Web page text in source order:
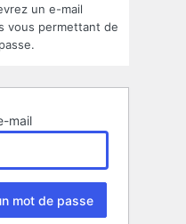
un e-mail
vous permettant de
mail